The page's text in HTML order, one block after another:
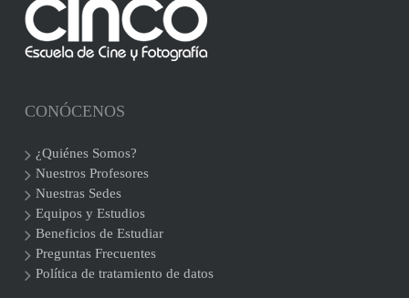
CONÓCENOS
¿Quiénes Somos?
Nuestros Profesores
Nuestras Sedes
Equipos y Estudios
Beneficios de Estudiar
Preguntas Frecuentes
Política de tratamiento de datos